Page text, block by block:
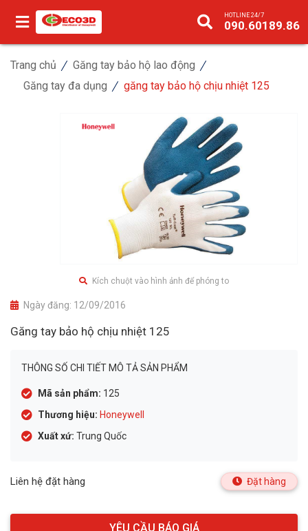
HOTLINE 24/7
090.60189.86
Trang chủ
Găng tay bảo hộ lao động
Găng tay đa dụng
găng tay bảo hộ chịu nhiệt 125
Kích chuột vào hình ảnh để phóng to
Ngày đăng: 12/09/2016
Găng tay bảo hộ chịu nhiệt 125
THÔNG SỐ CHI TIẾT MÔ TẢ SẢN PHẨM
Mã sản phẩm: 125
Thương hiệu: Honeywell
Xuất xứ: Trung Quốc
Liên hệ đặt hàng Đặt hàng